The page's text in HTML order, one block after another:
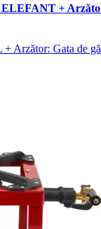
ELEFANT +
Arzător: Gata de